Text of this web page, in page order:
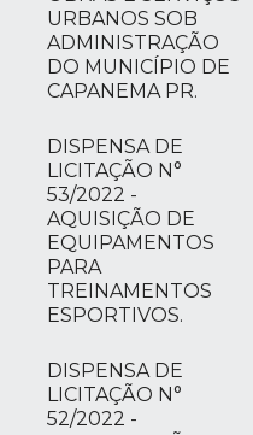
URBANOS SOB
ADMINISTRAÇÃO
DO MUNICÍPIO DE
CAPANEMA PR.
DISPENSA DE
LICITAÇÃO N°
53/2022 -
AQUISIÇÃO DE
EQUIPAMENTOS
PARA
TREINAMENTOS
ESPORTIVOS.
DISPENSA DE
LICITAÇÃO N°
52/2022 -